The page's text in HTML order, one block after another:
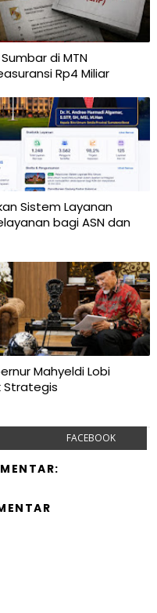
di MTN
Rp4 Miliar
Sistem Layanan
bagi ASN dan
Mahyeldi Lobi
Strategis
FACEBOOK